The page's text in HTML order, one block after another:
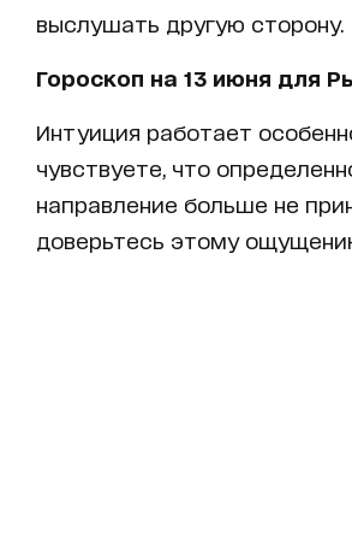
выслушать другую сторону.
Гороскоп на 13 июня для
Интуиция работает
чувствуете, что
направление больше не
доверьтесь этому